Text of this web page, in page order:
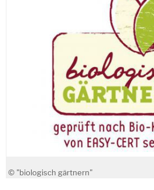
© "biologisch gärtnern"